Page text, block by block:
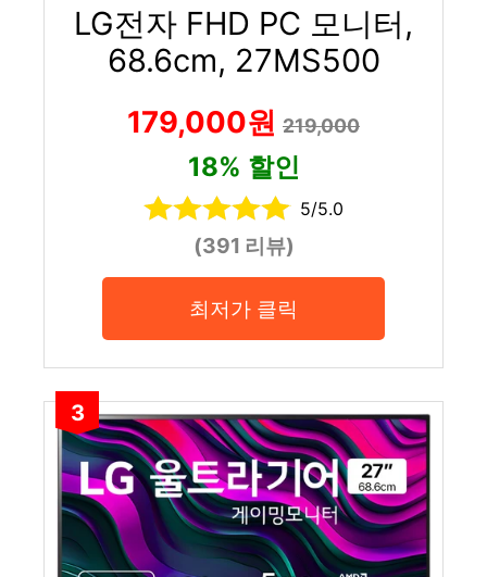
LG전자 FHD PC 모니터,
68.6cm, 27MS500
179,000원 219,000
18% 할인
5/5.0
(391 리뷰)
최저가 클릭
3